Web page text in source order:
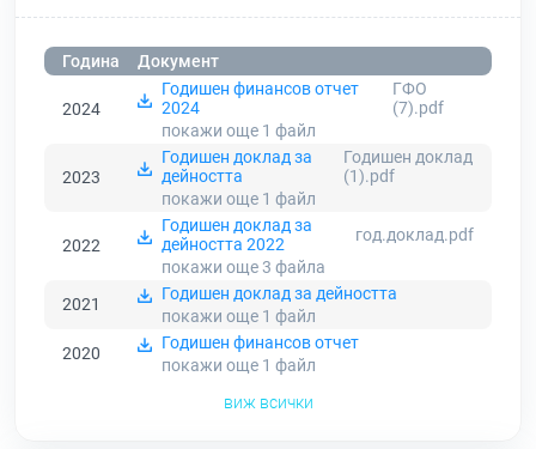
Година Документ
2024
Годишен финансов отчет
2024
ГФО
(7).pdf
покажи още 1 файл
2023
Годишен доклад за
дейността
Годишен доклад
(1).pdf
покажи още 1 файл
2022
Годишен доклад за
дейността 2022
год.доклад.pdf
покажи още 3 файла
2021
Годишен доклад за дейността
покажи още 1 файл
2020
Годишен финансов отчет
покажи още 1 файл
виж всички